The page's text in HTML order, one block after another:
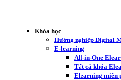
Khóa học
Hướng nghiệp Digital
E-learning
All-in-One
Tất cả khóa
Elearning miễn